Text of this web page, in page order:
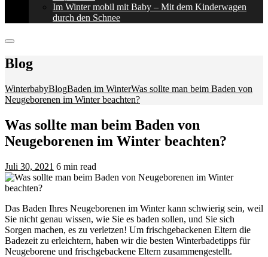
Im Winter mobil mit Baby – Mit dem Kinderwagen
durch den Schnee
Blog
WinterbabyBlogBaden im WinterWas sollte man beim Baden von
Neugeborenen im Winter beachten?
Was sollte man beim Baden von
Neugeborenen im Winter beachten?
Juli 30, 2021 6 min read
Das Baden Ihres Neugeborenen im Winter kann schwierig sein, weil
Sie nicht genau wissen, wie Sie es baden sollen, und Sie sich
Sorgen machen, es zu verletzen! Um frischgebackenen Eltern die
Badezeit zu erleichtern, haben wir die besten Winterbadetipps für
Neugeborene und frischgebackene Eltern zusammengestellt.